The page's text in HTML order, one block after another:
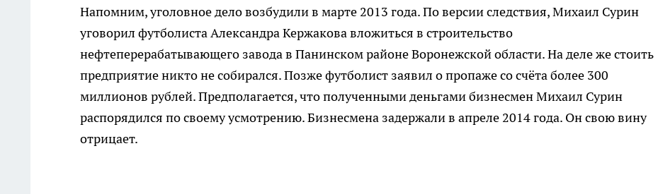
Напомним, уголовное дело возбудили в марте 2013 года. По версии следствия, Михаил Сурин
уговорил футболиста Александра Кержакова вложиться в строительство
нефтеперерабатывающего завода в Панинском районе Воронежской области. На деле же стоить
предприятие никто не собирался. Позже футболист заявил о пропаже со счёта более 300
миллионов рублей. Предполагается, что полученными деньгами бизнесмен Михаил Сурин
распорядился по своему усмотрению. Бизнесмена задержали в апреле 2014 года. Он свою вину
отрицает.